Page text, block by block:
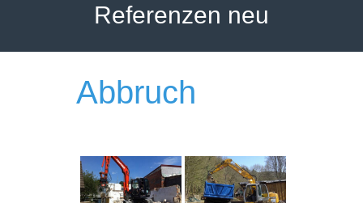
Referenzen neu
Abbruch